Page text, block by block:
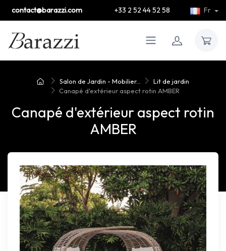
contact@barazzi.com +33 2 52 44 52 58 Fr
Salon de Jardin - Mobilier...
Lit de jardin
Canapé d'extérieur aspect rotin AMBER
Canapé d'extérieur aspect rotin
AMBER